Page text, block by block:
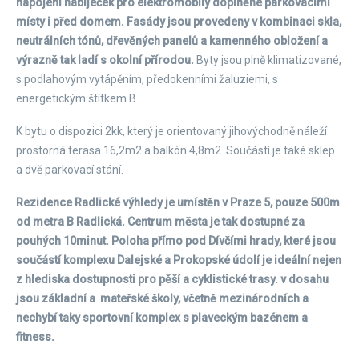
místy i před domem. Fasády jsou provedeny v kombinaci skla,
neutrálních tónů, dřevěných panelů a kamenného obložení a
výrazně tak ladí s okolní přírodou. Byty jsou plně klimatizované,
s podlahovým vytápěním, předokenními žaluziemi, s
energetickým štítkem B.
K bytu o dispozici 2kk, který je orientovaný jihovýchodně náleží
prostorná terasa 16,2m2 a balkón 4,8m2. Součástí je také sklep
a dvě parkovací stání.
Rezidence Radlické výhledy je umístěn v Praze 5, pouze 500m
od metra B Radlická. Centrum města je tak dostupné za
pouhých 10minut. Poloha přímo pod Dívčími hrady, které jsou
součástí komplexu Dalejské a Prokopské údolí je ideální nejen
z hlediska dostupnosti pro pěší a cyklistické trasy. v dosahu
jsou základní a mateřské školy, včetně mezinárodních a
nechybí taky sportovní komplex s plaveckým bazénem a
fitness.